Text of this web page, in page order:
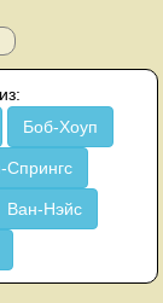
Боб-Хоуп
Спрингс
Ван-Нэйс